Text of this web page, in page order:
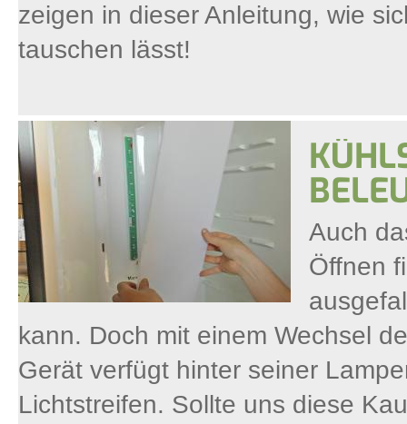
zeigen in dieser Anleitung, wie
tauschen lässt!
Auch
Öffnen
kann. Doch mit einem Wechsel
Gerät verfügt hinter seiner
Lichtstreifen. Sollte uns diese